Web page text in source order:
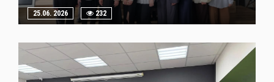
25.06. 2026 232